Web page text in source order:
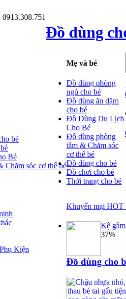
Đồ dùng
bé
Bé
Chăm sóc cơ thể bé
Kiện
Khuyến mại HOT
Mẹ và bé
Đồ dùng phòng
ngủ cho bé
Đồ dùng ăn dặm
cho bé
Đồ Dùng Du Lịch
Cho Bé
Đồ dùng phòng
tắm & Chăm sóc
cơ thể bé
Đồ dùng cho bé
Đồ chơi cho bé
Thời trang cho bé
Kệ
37%
Đồ dùng cho